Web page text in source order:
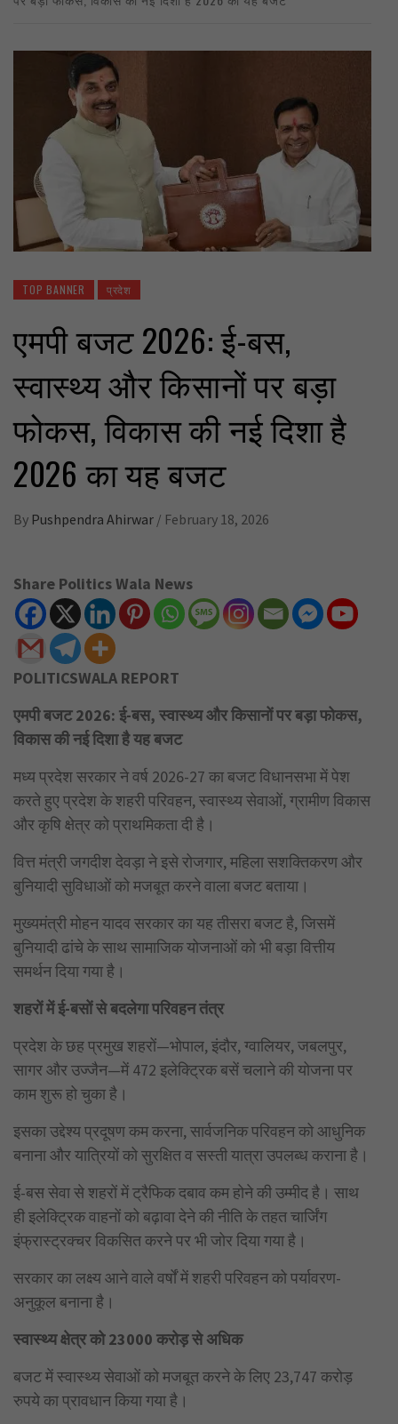
TOP BANNER प्रदेश
एमपी बजट 2026: ई-बस,
स्वास्थ्य और किसानों पर बड़ा
फोकस, विकास की नई दिशा है
2026 का यह बजट
By Pushpendra Ahirwar / February 18, 2026
Share Politics Wala News
POLITICSWALA REPORT
एमपी बजट 2026: ई-बस, स्वास्थ्य और किसानों पर बड़ा फोकस,
विकास की नई दिशा है यह बजट
मध्य प्रदेश सरकार ने वर्ष 2026-27 का बजट विधानसभा में पेश
करते हुए प्रदेश के शहरी परिवहन, स्वास्थ्य सेवाओं, ग्रामीण विकास
और कृषि क्षेत्र को प्राथमिकता दी है।
वित्त मंत्री जगदीश देवड़ा ने इसे रोजगार, महिला सशक्तिकरण और
बुनियादी सुविधाओं को मजबूत करने वाला बजट बताया।
मुख्यमंत्री मोहन यादव सरकार का यह तीसरा बजट है, जिसमें
बुनियादी ढांचे के साथ सामाजिक योजनाओं को भी बड़ा वित्तीय
समर्थन दिया गया है।
शहरों में ई-बसों से बदलेगा परिवहन तंत्र
प्रदेश के छह प्रमुख शहरों—भोपाल, इंदौर, ग्वालियर, जबलपुर,
सागर और उज्जैन—में 472 इलेक्ट्रिक बसें चलाने की योजना पर
काम शुरू हो चुका है।
इसका उद्देश्य प्रदूषण कम करना, सार्वजनिक परिवहन को आधुनिक
बनाना और यात्रियों को सुरक्षित व सस्ती यात्रा उपलब्ध कराना है।
ई-बस सेवा से शहरों में ट्रैफिक दबाव कम होने की उम्मीद है। साथ
ही इलेक्ट्रिक वाहनों को बढ़ावा देने की नीति के तहत चार्जिंग
इंफ्रास्ट्रक्चर विकसित करने पर भी जोर दिया गया है।
सरकार का लक्ष्य आने वाले वर्षों में शहरी परिवहन को पर्यावरण-
अनुकूल बनाना है।
स्वास्थ्य क्षेत्र को 23000 करोड़ से अधिक
बजट में स्वास्थ्य सेवाओं को मजबूत करने के लिए 23,747 करोड़
रुपये का प्रावधान किया गया है।